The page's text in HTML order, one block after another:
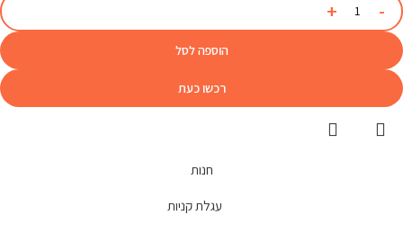
הוספה לסל
רכשו כעת
חנות
עגלת קניות